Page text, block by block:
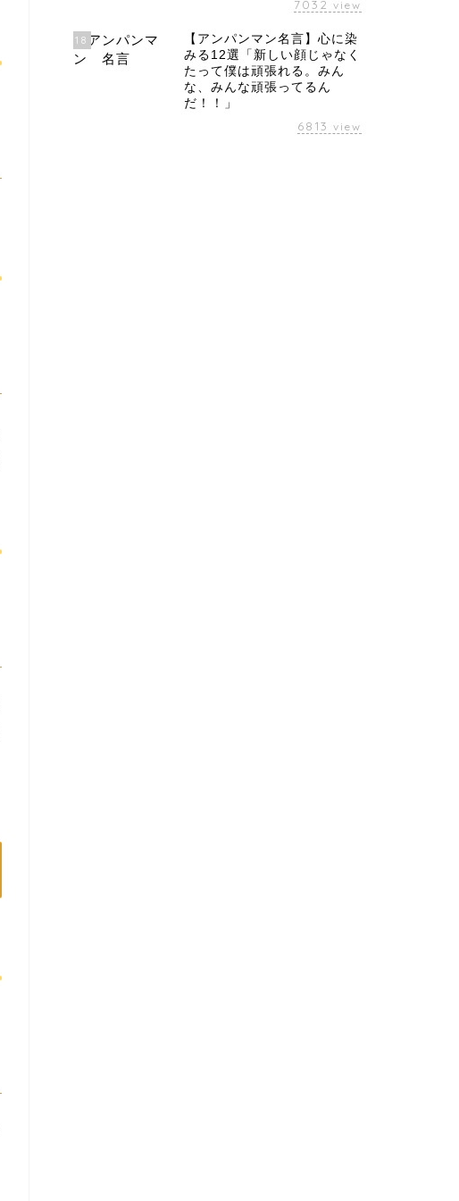
7032 view
18
【アンパンマン名言】心に染
みる12選「新しい顔じゃなく
たって僕は頑張れる。みん
な、みんな頑張ってるん
だ！！」
6813 view